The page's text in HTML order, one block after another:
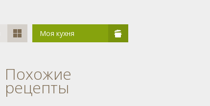
Моя кухня
Похожие
рецепты